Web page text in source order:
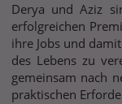
Derya und Aziz
erfolgreichen
ihre Jobs und
des Lebens zu
gemeinsam nach
praktischen